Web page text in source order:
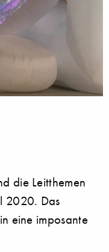
die Leitthemen
2020. Das
eine imposante